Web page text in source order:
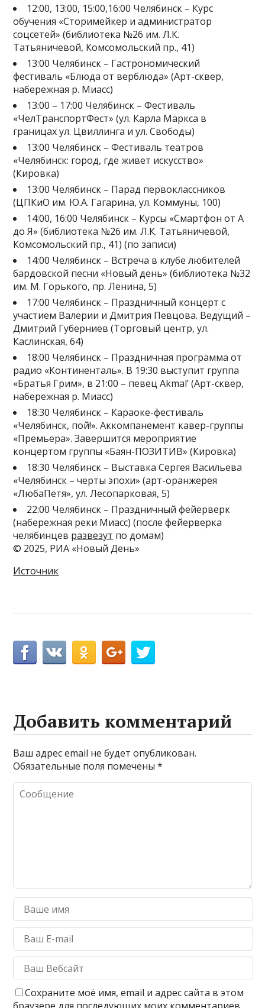
12:00, 13:00, 15:00,16:00 Челябинск – Курс
обучения «Сторимейкер и администратор
соцсетей» (библиотека №26 им. Л.К.
Татьяничевой, Комсомольский пр., 41)
13:00 Челябинск – Гастрономический
фестиваль «Блюда от верблюда» (Арт-сквер,
набережная р. Миасс)
13:00 – 17:00 Челябинск – Фестиваль
«ЧелТранспортФест» (ул. Карла Маркса в
границах ул. Цвиллинга и ул. Свободы)
13:00 Челябинск – Фестиваль театров
«Челябинск: город, где живет искусство»
(Кировка)
13:00 Челябинск – Парад первоклассников
(ЦПКиО им. Ю.А. Гагарина, ул. Коммуны, 100)
14:00, 16:00 Челябинск – Курсы «Смартфон от А
до Я» (библиотека №26 им. Л.К. Татьяничевой,
Комсомольский пр., 41) (по записи)
14:00 Челябинск – Встреча в клубе любителей
бардовской песни «Новый день» (библиотека №32
им. М. Горького, пр. Ленина, 5)
17:00 Челябинск – Праздничный концерт с
участием Валерии и Дмитрия Певцова. Ведущий –
Дмитрий Губерниев (Торговый центр, ул.
Каслинская, 64)
18:00 Челябинск – Праздничная программа от
радио «Континенталь». В 19:30 выступит группа
«Братья Грим», в 21:00 – певец Akmal’ (Арт-сквер,
набережная р. Миасс)
18:30 Челябинск – Караоке-фестиваль
«Челябинск, пой!». Аккомпанемент кавер-группы
«Премьера». Завершится мероприятие
концертом группы «Баян-ПОЗИТИВ» (Кировка)
18:30 Челябинск – Выставка Сергея Васильева
«Челябинск – черты эпохи» (арт-оранжерея
«ЛюбаПетя», ул. Лесопарковая, 5)
22:00 Челябинск – Праздничный фейерверк
(набережная реки Миасс) (после фейерверка
челябинцев развезут по домам)
© 2025, РИА «Новый День»
Источник
Добавить комментарий
Ваш адрес email не будет опубликован.
Обязательные поля помечены*
Сохраните моё имя, email и адрес сайта в этом